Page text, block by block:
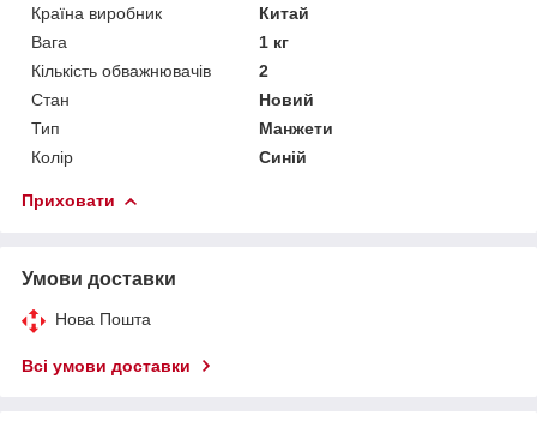
Країна виробник
Китай
Вага
1 кг
Кількість обважнювачів
2
Стан
Новий
Тип
Манжети
Колір
Синій
Приховати
Умови доставки
Нова Пошта
Всі умови доставки